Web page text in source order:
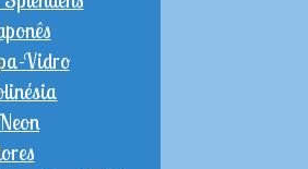
Vidro